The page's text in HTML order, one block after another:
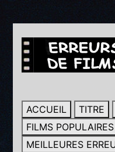
ACCUEIL TITRE
FILMS POPULAIRES
MEILLEURES